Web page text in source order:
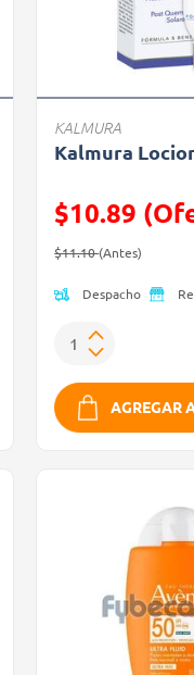
KALMURA
Kalmura
$10.89
Precio reducido de
$11.10(Antes)
Despacho
AGREGAR